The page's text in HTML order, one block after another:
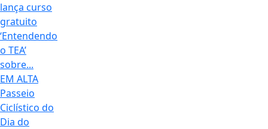
lança curso
gratuito
‘Entendendo
o TEA’
sobre...
EM ALTA
Passeio
Ciclístico do
Dia do